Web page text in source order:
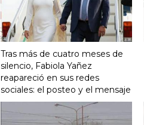
Tras más de cuatro meses de
silencio, Fabiola Yañez
reapareció en sus redes
sociales: el posteo y el mensaje